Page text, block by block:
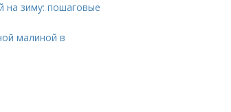
на зиму: пошаговые
малиной в